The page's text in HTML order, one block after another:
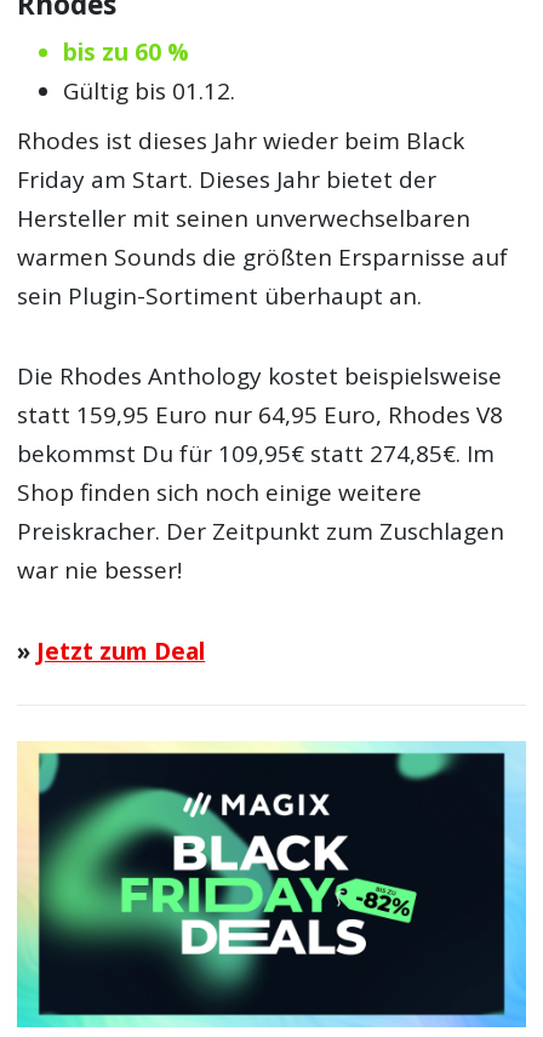
bis zu 60 %
Gültig bis 01.12.
Rhodes ist dieses Jahr wieder beim Black
Friday am Start. Dieses Jahr bietet der
Hersteller mit seinen unverwechselbaren
warmen Sounds die größten Ersparnisse auf
sein Plugin-Sortiment überhaupt an.
Die Rhodes Anthology kostet beispielsweise
statt 159,95 Euro nur 64,95 Euro, Rhodes V8
bekommst Du für 109,95€ statt 274,85€. Im
Shop finden sich noch einige weitere
Preiskracher. Der Zeitpunkt zum Zuschlagen
war nie besser!
» Jetzt zum Deal